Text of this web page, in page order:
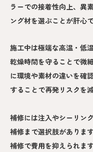
ラーでの接着性向上、異
ング材を選ぶことが肝心で
施工中は極端な高温・低
乾燥時間を守ることで微
に環境や素材の違いを確
することで再発リスクを
補修には注入やシーリン
補修まで選択肢がありま
補修で費用を抑えられま